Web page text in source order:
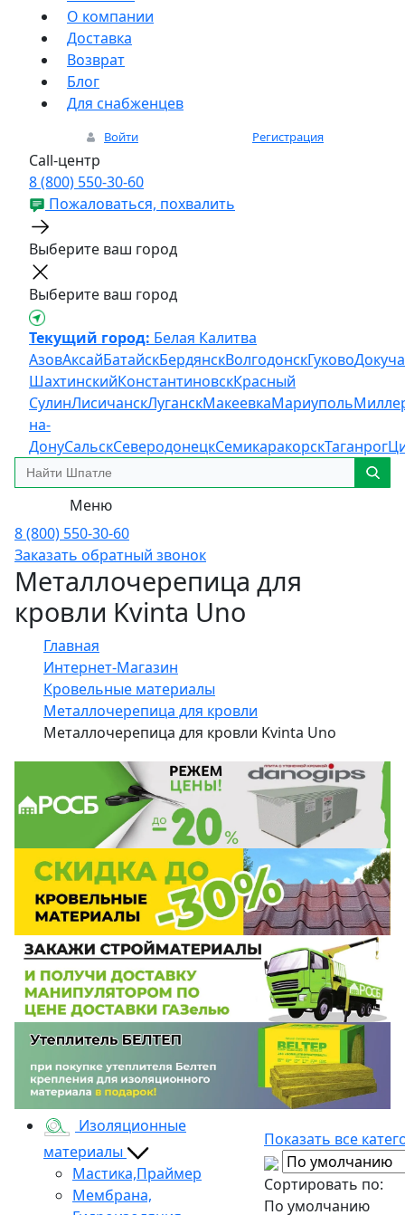
О компании
Доставка
Возврат
Блог
Для снабженцев
Войти Регистрация
Call-центр
8 (800) 550-30-60
Пожаловаться, похвалить
Выберите ваш город
Выберите ваш город
Текущий город: Белая Калитва
АзовАксайБатайскБердянскВолгодонскГуково
ШахтинскийКонстантиновскКрасный
СулинЛисичанскЛуганскМакеевкаМариуполь
на-
ДонуСальскСеверодонецкСемикаракорскТаганрог
Меню
8 (800) 550-30-60
Заказать обратный звонок
Металлочерепица для
кровли Kvinta Uno
Главная
Интернет-Магазин
Кровельные материалы
Металлочерепица для кровли
Металлочерепица для кровли Kvinta Uno
Изоляционные
материалы
Мастика,Праймер
Мембрана,
Показать все
Сортировать по:
По умолчанию